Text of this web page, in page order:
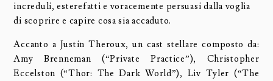
increduli, esterefatti e voracemente persuasi dalla voglia
di scoprire e capire cosa sia accaduto.
Accanto a Justin Theroux, un cast stellare composto da:
Amy Brenneman (“Private Practice”), Christopher
Eccelston (“Thor: The Dark World”), Liv Tyler (“The